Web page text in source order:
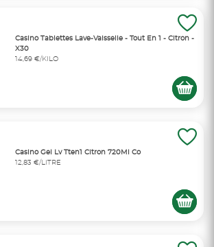
Casino Tablettes Lave-Vaisselle - Tout En 1 - Citron -
X30
14,69 €/KILO
Casino Gel Lv Tten1 Citron 720Ml Co
12,83 €/LITRE